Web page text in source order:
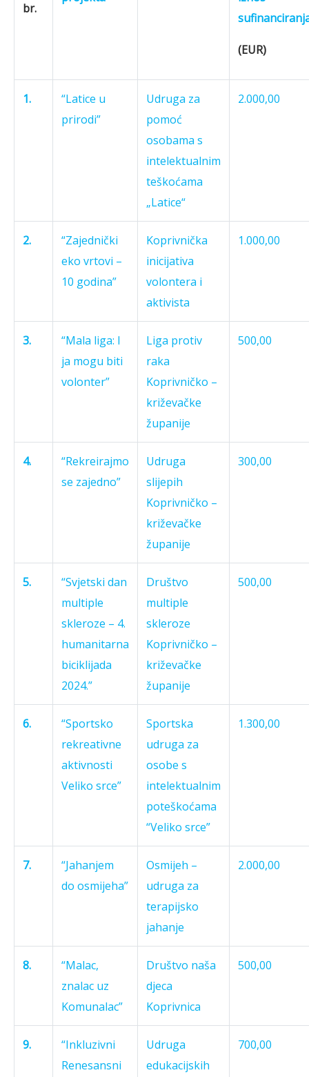
br.
(EUR)
1.
“Latice u
prirodi”
Udruga za
pomoć
osobama s
intelektualnim
teškoćama
„Latice“
2.000,00
2.
“Zajednički
eko vrtovi –
10 godina”
Koprivnička
inicijativa
volontera i
aktivista
1.000,00
3.
“Mala liga: I
ja mogu biti
volonter”
Liga protiv
raka
Koprivničko –
križevačke
županije
500,00
4.
“Rekreirajmo
se zajedno”
Udruga
slijepih
Koprivničko –
križevačke
županije
300,00
5.
“Svjetski dan
multiple
skleroze – 4.
humanitarna
biciklijada
2024.”
Društvo
multiple
skleroze
Koprivničko –
križevačke
županije
500,00
6.
“Sportsko
rekreativne
aktivnosti
Veliko srce”
Sportska
udruga za
osobe s
intelektualnim
poteškoćama
“Veliko srce”
1.300,00
7.
“Jahanjem
do osmijeha”
Osmijeh –
udruga za
terapijsko
jahanje
2.000,00
8.
“Malac,
znalac uz
Komunalac”
Društvo naša
djeca
Koprivnica
500,00
9.
“Inkluzivni
Renesansni
Udruga
edukacijskih
700,00